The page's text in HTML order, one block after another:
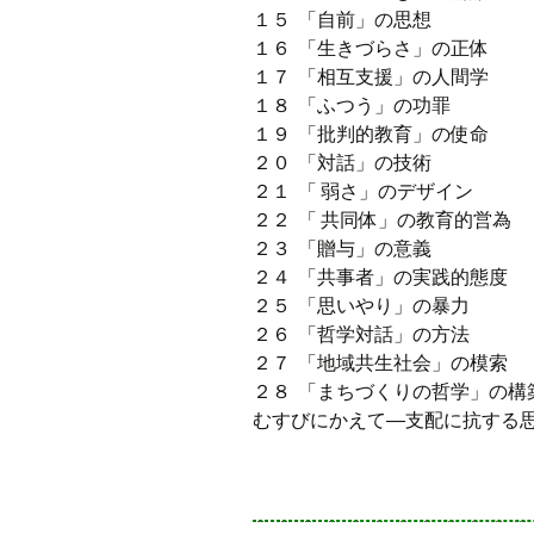
１５ 「自前」の思想
１６ 「生きづらさ」の正体
１７ 「相互支援」の人間学
１８ 「ふつう」の功罪
１９ 「批判的教育」の使命
２０ 「対話」の技術
２１ 「 弱さ」のデザイン
２２ 「 共同体」の教育的営為
２３ 「贈与」の意義
２４ 「共事者」の実践的態度
２５ 「思いやり」の暴力
２６ 「哲学対話」の方法
２７ 「地域共生社会」の模索
２８ 「まちづくりの哲学」の構
むすびにかえて―支配に抗する